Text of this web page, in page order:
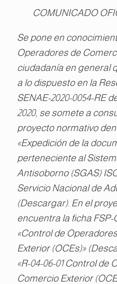
COMUNICADO
Se pone en
Operadores de
ciudadanía en general
a lo dispuesto en la
SENAE-2020-0054-RE
2020, se somete a
proyecto normativo
«Expedición de la
perteneciente al
Antisoborno (SGAS) ISO
Servicio Nacional de
(Descargar). En el
encuentra la ficha FSP-
«Control de
Exterior (OCEs)»
«R-04-06-01 Control de
Comercio Exterior